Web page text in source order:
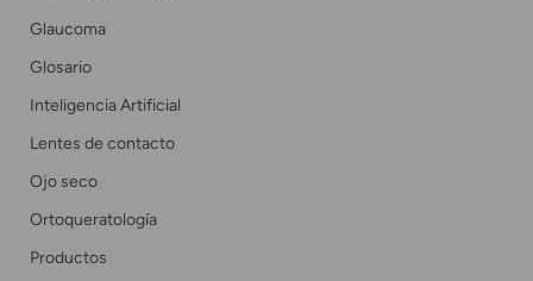
Glaucoma
Glosario
Inteligencia Artificial
Lentes de contacto
Ojo seco
Ortoqueratología
Productos